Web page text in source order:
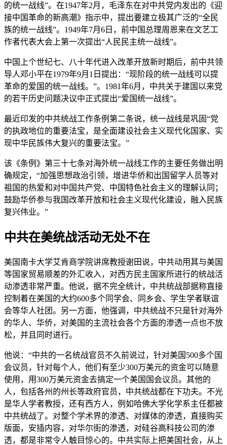
的统一战线”。在1947年2月，毛泽东在对中共党内发出的《迎
接中国革命的新高潮》指示中，提出要建立极其广泛的“全民
族的统一战线”。1949年7月6日，前中国总理周恩来在文艺工
作者代表大会上第一次提出“人民民主统一战线”。
中国上个世纪七、八十年代进入改革开放新时期后，前中共领
导人邓小平在1979年9月1日提出：“现阶段的统一战线可以提
革命的爱国的统一战线。”。1981年6月，中共关于建国以来党
的若干历史问题决议中正式提出“爱国统一战线”。
最近印发的中共统战工作条例第二条说，统一战线是巩固“党
的执政地位的重要法宝，是全面建设社会主义现代化国家、实
现中华民族伟大复兴的重要法宝。”
该《条例》第三十七条对海外统一战线工作的主要任务做出明
确规定，“加强思想政治引领，增进华侨和出国留学人员等对
祖国的热爱和对中国共产党、中国特色社会主义的理解认同；
鼓励华侨参与我国改革开放和社会主义现代化建设，融入民族
复兴伟业。”
中共在美统战活动无处不在
美国南卡大学艾肯商学院讲席教授谢田说，中共动用其与美国
等国家贸易顺差的外汇收入，对西方民主国家所进行的统战活
动渗透非常严重。他说，据不完全统计，中共统战部据称直接
控制着在美国的大约600多个同学会、同乡会、学生学者联谊
会等华人社团。另一方面，他强调，中共统战不只是针对海外
的华人、华侨，对美国的主流社会各个方面的渗透一点也不放
松，并且同时进行。
他说：“中共的一名统战官员不久前说过，针对美国500多个国
会议员，针对每个人，他们有至少300万美元的资金可以随意
使用，用300万美元资金去搞定一个美国国会议员。其他的
人，包括各州的州长等政府官员，中共统战都在下功夫。不光
是华人学者教授，还有西方人，例如哈佛大学化学系主任都被
中共统战了。对整个学术界的渗透、对媒体的渗透，直接购买
版面，安插内容，对华尔街的渗透，对硅谷高科技公司的渗
透，都是非常令人触目惊心的。中共实际上把美国社会，从上